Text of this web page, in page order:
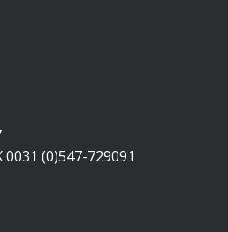
(0)547-729091